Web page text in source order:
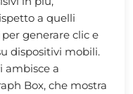
a quelli
generare clic e
dispositivi mobili.
ambisce a
Box, che mostra